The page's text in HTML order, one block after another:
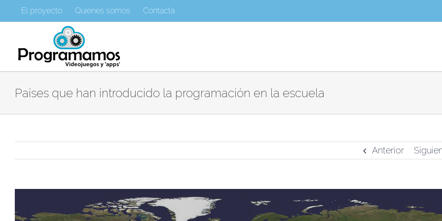
Saltar
al
El proyecto Quiénes somos Contacta
Países que han introducido la programación en la escuela
Anterior
imagen